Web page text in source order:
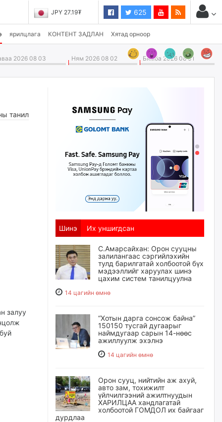
JPY 27.19₮ 625
ярилцлага КОНТЕНТ ЗАДЛАН Хятад орноор
2026 08 03 Ням 2026 08 02 Бямба 2026 08 01
танил
залуу
Шинэ Их уншигдсан
С.Амарсайхан: Орон сууцны
залилангаас сэргийлэхийн
тулд барилгатай холбоотой бүх
мэдээллийг харуулах шинэ
цахим систем танилцуулна
14 цагийн өмнө
“Хотын дарга сонсож байна”
150150 тусгай дугаарыг
наймдугаар сарын 14-нөөс
ажиллуулж эхэлнэ
14 цагийн өмнө
Орон сууц, нийтийн аж ахуй,
авто зам, тохижилт
үйлчилгээний ажилтнуудын
ХАРИЛЦАА хандлагатай
холбоотой ГОМДОЛ их байгааг
дурдлаа